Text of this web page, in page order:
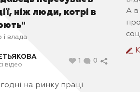
А в
ніж люди, котрі в
і влада
відео
1 0
на ринку праці